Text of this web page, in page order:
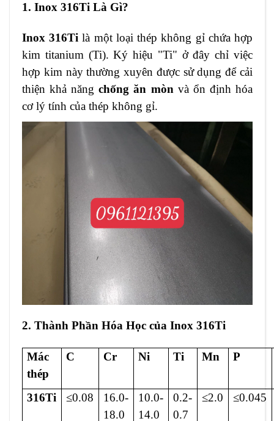
1. Inox 316Ti Là Gì?
Inox 316Ti là một loại thép không gỉ chứa hợp
kim titanium (Ti). Ký hiệu "Ti" ở đây chỉ việc
hợp kim này thường xuyên được sử dụng để cải
thiện khả năngchống ăn mònvà ổn định hóa
cơ lý tính của thép không gỉ.
2. Thành Phần Hóa Học của Inox 316Ti
Mác
thép
C Cr Ni Ti Mn P
316Ti ≤0.08
16.0-
18.0
10.0-
14.0
0.2-
0.7
≤2.0 ≤0.045